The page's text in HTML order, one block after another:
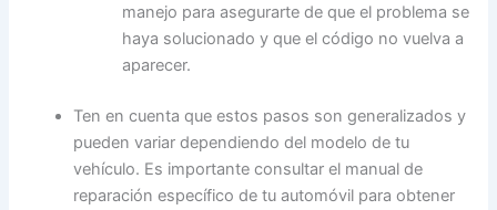
manejo para asegurarte de que el problema se
haya solucionado y que el código no vuelva a
aparecer.
Ten en cuenta que estos pasos son generalizados y
pueden variar dependiendo del modelo de tu
vehículo. Es importante consultar el manual de
reparación específico de tu automóvil para obtener